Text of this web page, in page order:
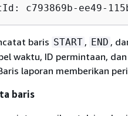
baris START , END ,
waktu, ID permintaan,
laporan memberikan
baris